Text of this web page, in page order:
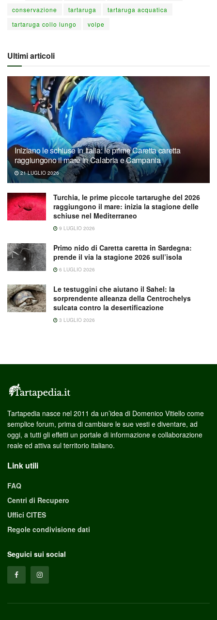
conservazione
tartaruga
tartaruga acquatica
tartaruga collo lungo
volpe
Ultimi articoli
Iniziano le schiuse in Italia: le prime Caretta caretta
raggiungono il mare in Calabria e Campania
21 LUGLIO 2026
Turchia, le prime piccole tartarughe del 2026
raggiungono il mare: inizia la stagione delle
schiuse nel Mediterraneo
9 LUGLIO 2026
Primo nido di Caretta caretta in Sardegna:
prende il via la stagione 2026 sull’isola
6 LUGLIO 2026
Le testuggini che aiutano il Sahel: la
sorprendente alleanza della Centrochelys
sulcata contro la desertificazione
3 LUGLIO 2026
Tartapedia nasce nel 2011 da un’idea di Domenico Vitiello come
semplice forum, prima di cambiare le sue vesti e diventare, ad
oggi, a tutti gli effetti un portale di informazione e collaborazione
reale ed attiva sul territorio italiano.
Link utili
FAQ
Centri di Recupero
Uffici CITES
Regole condivisione dati
Seguici sui social